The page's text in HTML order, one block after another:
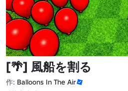
[🌴] 風船を割る
作: Balloons In The Air